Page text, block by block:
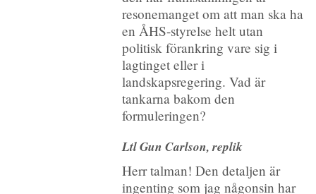
resonemanget om att man ska ha
en ÅHS-styrelse helt utan
politisk förankring vare sig i
lagtinget eller i
landskapsregering. Vad är
tankarna bakom den
formuleringen?
Ltl Gun Carlson, replik
Herr talman! Den detaljen är
ingenting som jag någonsin har